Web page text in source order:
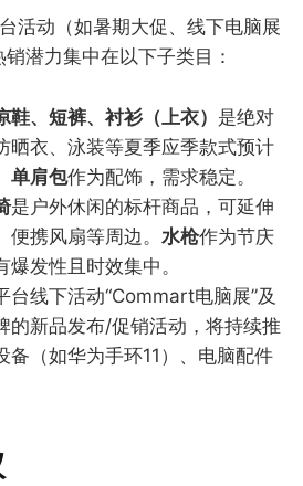
活动（如暑期大促、线下电脑展
潜力集中在以下子类目：
鞋、短裤、衬衫（上衣） 是绝对
晒衣、泳装等夏季应季款式预计
单肩包作为配饰，需求稳定。
是户外休闲的标杆商品，可延伸
携风扇等周边。 水枪作为节庆
发性且时效集中。
台线下活动“Commart电脑展”及
的新品发布/促销活动，将持续推
备（如华为手环11）、电脑配件